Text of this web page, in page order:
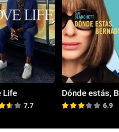
Life
7.7 6.9